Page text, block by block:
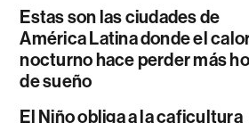
Estas son las ciudades de
América Latina donde el
nocturno hace perder más
de sueño
El Niño obliga a la caficultura